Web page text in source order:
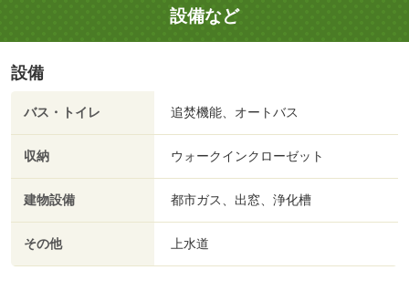
設備など
設備
バス・トイレ 追焚機能、オートバス
収納 ウォークインクローゼット
建物設備 都市ガス、出窓、浄化槽
その他 上水道